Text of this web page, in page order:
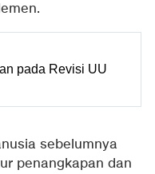
pada Revisi UU
sebelumnya
penangkapan dan